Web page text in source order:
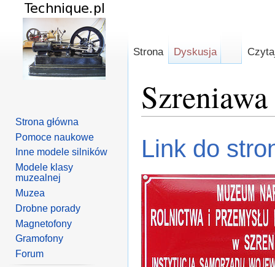
Link do
Strona Dyskusja
Strona główna
Pomoce naukowe
Inne modele silników
Modele klasy
muzealnej
Muzea
Drobne porady
Magnetofony
Gramofony
Forum